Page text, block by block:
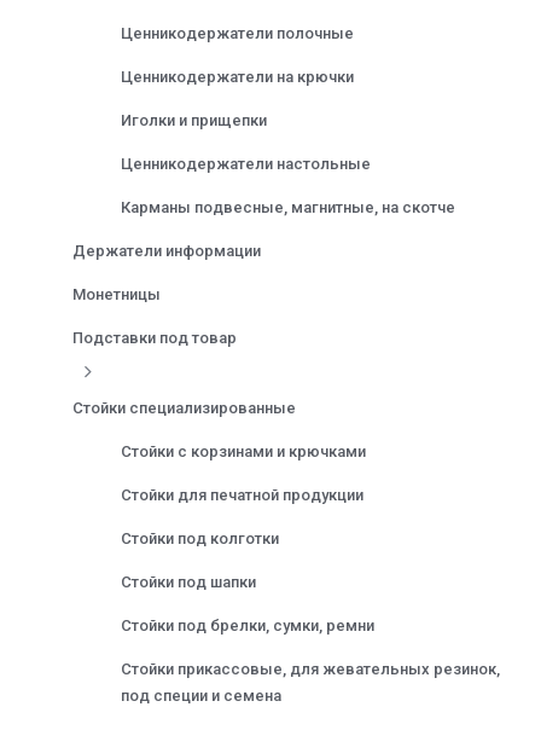
Ценникодержатели полочные
Ценникодержатели на крючки
Иголки и прищепки
Ценникодержатели настольные
Карманы подвесные, магнитные, на скотче
Держатели информации
Монетницы
Подставки под товар
Стойки специализированные
Стойки с корзинами и крючками
Стойки для печатной продукции
Стойки под колготки
Стойки под шапки
Стойки под брелки, сумки, ремни
Стойки прикассовые, для жевательных резинок,
под специи и семена